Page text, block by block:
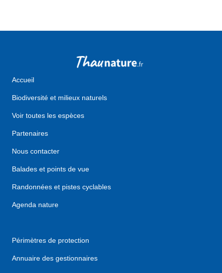
Accueil
Biodiversité et milieux naturels
Voir toutes les espèces
Partenaires
Nous contacter
Balades et points de vue
Randonnées et pistes cyclables
Agenda nature
Périmètres de protection
Annuaire des gestionnaires